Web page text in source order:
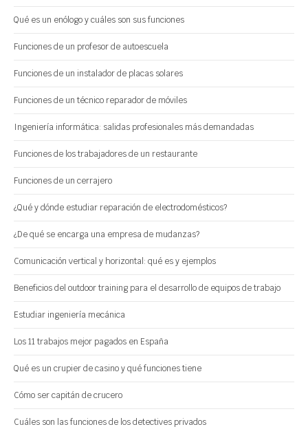
Qué es un enólogo y cuáles son sus funciones
Funciones de un profesor de autoescuela
Funciones de un instalador de placas solares
Funciones de un técnico reparador de móviles
Ingeniería informática: salidas profesionales más demandadas
Funciones de los trabajadores de un restaurante
Funciones de un cerrajero
¿Qué y dónde estudiar reparación de electrodomésticos?
¿De qué se encarga una empresa de mudanzas?
Comunicación vertical y horizontal: qué es y ejemplos
Beneficios del outdoor training para el desarrollo de equipos de trabajo
Estudiar ingeniería mecánica
Los 11 trabajos mejor pagados en España
Qué es un crupier de casino y qué funciones tiene
Cómo ser capitán de crucero
Cuáles son las funciones de los detectives privados